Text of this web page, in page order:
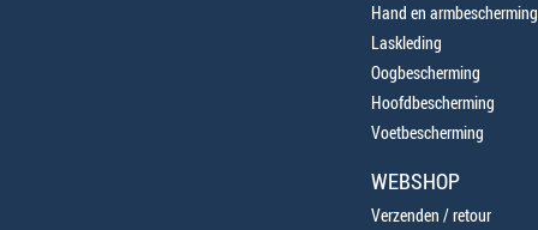
Hand en armbescherming
Laskleding
Oogbescherming
Hoofdbescherming
Voetbescherming
WEBSHOP
Verzenden / retour